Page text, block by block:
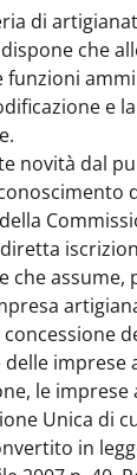
di
che
funzioni
e
novità dal
che assume,
imprese
le
Unica di
in